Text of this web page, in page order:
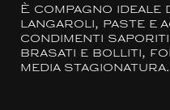
È compagno
langaroli, paste e
condimenti
brasati e bolliti,
media stagionatura.